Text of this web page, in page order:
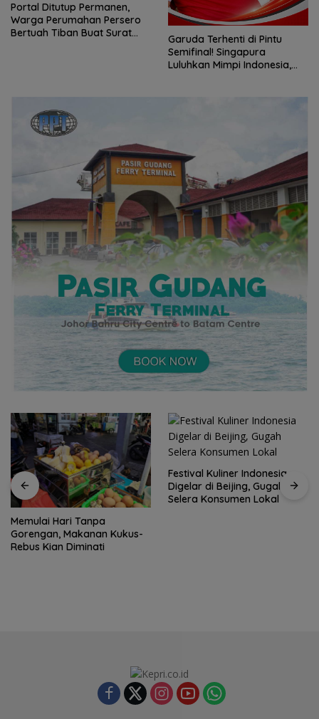
Portal Ditutup Permanen,
Warga Perumahan Persero
Bertuah Tiban Buat Surat
Garuda Terhenti di Pintu
Semifinal! Singapura
Luluhkan Mimpi Indonesia,
Memulai Hari Tanpa
Gorengan, Makanan Kukus-
Rebus Kian Diminati
Festival Kuliner Indonesia
Digelar di Beijing, Gugah
Selera Konsumen Lokal